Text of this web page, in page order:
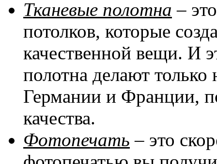
Тканевые полотна –
потолков, которые
качественной вещи. И
полотна делают
Германии и Франции,
качества.
Фотопечать – это